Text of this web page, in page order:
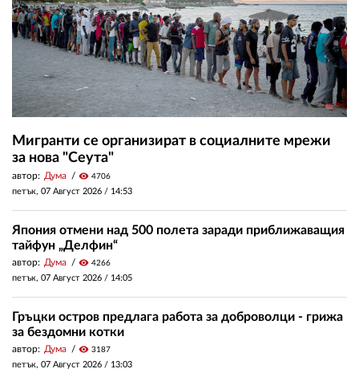
Мигранти се организират в социалните мрежи
за нова "Сеута"
автор: Дума visibility 4706
петък, 07 Август 2026 / 14:53
Япония отмени над 500 полета заради приближаващия
тайфун „Делфин“
автор: Дума visibility 4266
петък, 07 Август 2026 / 14:05
Гръцки остров предлага работа за доброволци - грижа
за бездомни котки
автор: Дума visibility 3187
петък, 07 Август 2026 / 13:03